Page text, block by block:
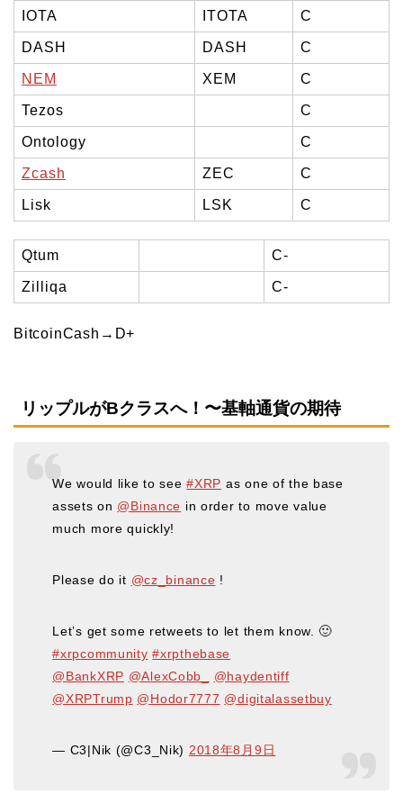
IOTA ITOTA C
DASH DASH C
NEM XEM C
Tezos C
Ontology C
Zcash ZEC C
Lisk LSK C
Qtum C-
Zilliqa C-
BitcoinCash→D+
リップルがBクラスへ！〜基軸通貨の期待
We would like to see#XRP as one of the base
assets on @Binance in order to move value
much more quickly!
Please do it @cz_binance !
Let’s get some retweets to let them know. 🙂
#xrpcommunity #xrpthebase
@BankXRP @AlexCobb_
@haydentiff
@XRPTrump @Hodor7777 @digitalassetbuy
— C3|Nik (@C3_Nik) 2018年8月9日